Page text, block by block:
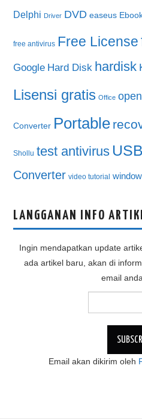
Delphi Driver DVD easeus
free antivirus Free License
Google Hard Disk hardisk
Lisensi gratis Office
Converter Portable
Shollu test antivirus USB
Converter video tutorial
LANGGANAN INFO
Ingin mendapatkan update
ada artikel baru, akan di
email
Email akan dikirim oleh